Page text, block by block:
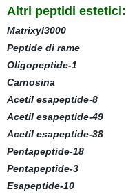
Altri peptidi estetici:
Matrixyl3000
Peptide di rame
Oligopeptide-1
Carnosina
Acetil esapeptide-8
Acetil esapeptide-49
Acetil esapeptide-38
Pentapeptide-18
Pentapeptide-3
Esapeptide-10